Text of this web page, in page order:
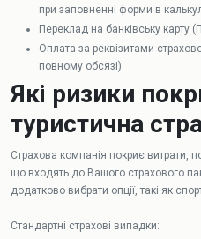
при заповненні форми в
Переклад на банківську карту
Оплата за реквізитами
повному обсязі)
Які ризики
туристична
Страхова компанія покриє витрати,
що входять до Вашого страхового
додатково вибрати опції, такі як
Стандартні страхові випадки: